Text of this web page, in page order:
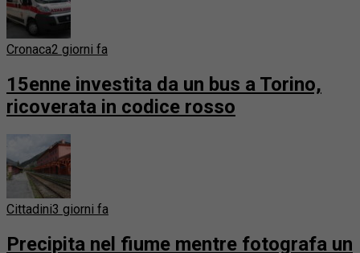
Cronaca2 giorni fa
15enne investita da un bus a Torino,
ricoverata in codice rosso
Cittadini3 giorni fa
Precipita nel fiume mentre fotografa un